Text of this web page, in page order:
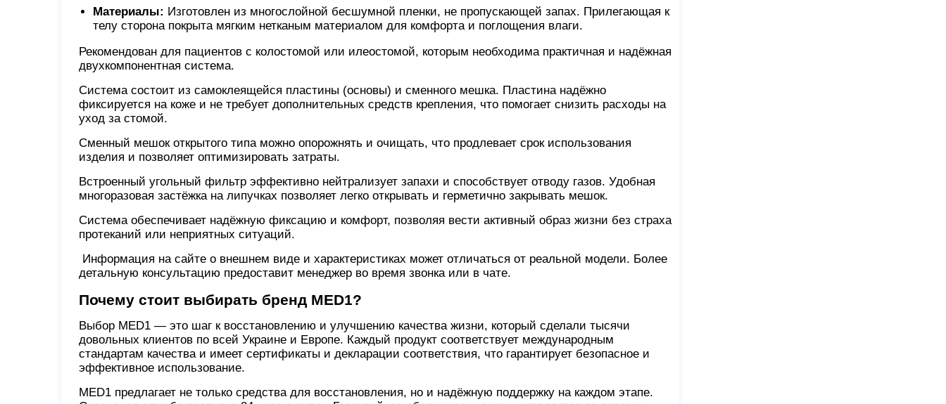
Материалы: Изготовлен из многослойной бесшумной пленки, не пропускающей запах. Прилегающая к
телу сторона покрыта мягким нетканым материалом для комфорта и поглощения влаги.
Рекомендован для пациентов с колостомой или илеостомой, которым необходима практичная и надёжная
двухкомпонентная система.
Система состоит из самоклеящейся пластины (основы) и сменного мешка. Пластина надёжно
фиксируется на коже и не требует дополнительных средств крепления, что помогает снизить расходы на
уход за стомой.
Сменный мешок открытого типа можно опорожнять и очищать, что продлевает срок использования
изделия и позволяет оптимизировать затраты.
Встроенный угольный фильтр эффективно нейтрализует запахи и способствует отводу газов. Удобная
многоразовая застёжка на липучках позволяет легко открывать и герметично закрывать мешок.
Система обеспечивает надёжную фиксацию и комфорт, позволяя вести активный образ жизни без страха
протеканий или неприятных ситуаций.
Информация на сайте о внешнем виде и характеристиках может отличаться от реальной модели. Более
детальную консультацию предоставит менеджер во время звонка или в чате.
Почему стоит выбирать бренд MED1?
Выбор MED1 — это шаг к восстановлению и улучшению качества жизни, который сделали тысячи
довольных клиентов по всей Украине и Европе. Каждый продукт соответствует международным
стандартам качества и имеет сертификаты и декларации соответствия, что гарантирует безопасное и
эффективное использование.
MED1 предлагает не только средства для восстановления, но и надёжную поддержку на каждом этапе.